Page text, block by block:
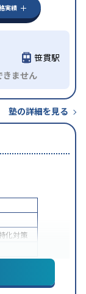
実績
笹貫駅
きません
塾の詳細を見る
化対策